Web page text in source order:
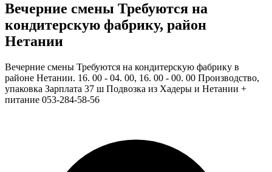
Вечерние смены Требуются на
кондитерскую фабрику, район
Нетании
Вечерние смены Требуются на кондитерскую фабрику в
районе Нетании. 16. 00 - 04. 00, 16. 00 - 00. 00 Производство,
упаковка Зарплата 37 ш Подвозка из Хадеры и Нетании +
питание 053-284-58-56